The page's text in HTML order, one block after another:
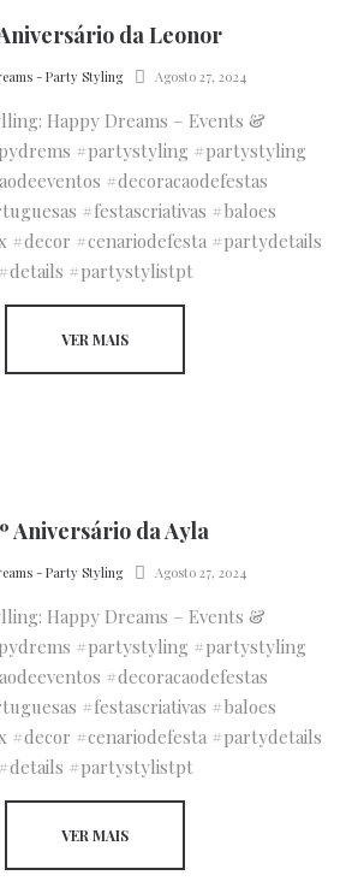
da Leonor
- Party Styling Agosto 27, 2024
Happy Dreams – Events &
#partystyling #partystyling
#decoracaodefestas
#festascriativas #baloes
#decor #cenariodefesta #partydetails
#details #partystylistpt
VER MAIS
Aniversário da Ayla
- Party Styling Agosto 27, 2024
Happy Dreams – Events &
#partystyling #partystyling
#decoracaodefestas
#festascriativas #baloes
#decor #cenariodefesta #partydetails
#details #partystylistpt
VER MAIS